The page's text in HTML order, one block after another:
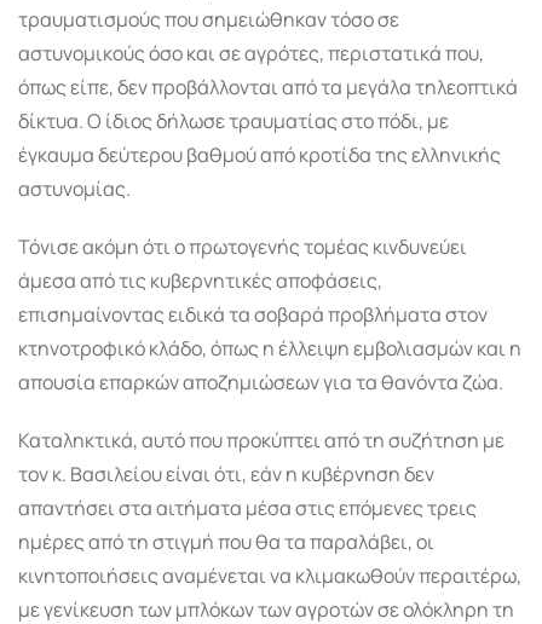
τραυματισμούς που σημειώθηκαν τόσο σε
αστυνομικούς όσο και σε αγρότες, περιστατικά που,
όπως είπε, δεν προβάλλονται από τα μεγάλα τηλεοπτικά
δίκτυα. Ο ίδιος δήλωσε τραυματίας στο πόδι, με
έγκαυμα δεύτερου βαθμού από κροτίδα της ελληνικής
αστυνομίας.
Τόνισε ακόμη ότι ο πρωτογενής τομέας κινδυνεύει
άμεσα από τις κυβερνητικές αποφάσεις,
επισημαίνοντας ειδικά τα σοβαρά προβλήματα στον
κτηνοτροφικό κλάδο, όπως η έλλειψη εμβολιασμών και η
απουσία επαρκών αποζημιώσεων για τα θανόντα ζώα.
Καταληκτικά, αυτό που προκύπτει από τη συζήτηση με
τον κ. Βασιλείου είναι ότι, εάν η κυβέρνηση δεν
απαντήσει στα αιτήματα μέσα στις επόμενες τρεις
ημέρες από τη στιγμή που θα τα παραλάβει, οι
κινητοποιήσεις αναμένεται να κλιμακωθούν περαιτέρω,
με γενίκευση των μπλόκων των αγροτών σε ολόκληρη τη